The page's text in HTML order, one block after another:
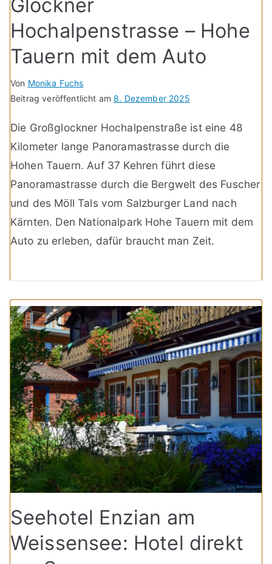
Glockner
Hochalpenstrasse – Hohe
Tauern mit dem Auto
Von Monika Fuchs
Beitrag veröffentlicht am8. Dezember 2025
Die Großglockner Hochalpenstraße ist eine 48
Kilometer lange Panoramastrasse durch die
Hohen Tauern. Auf 37 Kehren führt diese
Panoramastrasse durch die Bergwelt des Fuscher
und des Möll Tals vom Salzburger Land nach
Kärnten. Den Nationalpark Hohe Tauern mit dem
Auto zu erleben, dafür braucht man Zeit.
Seehotel Enzian am
Weissensee: Hotel direkt